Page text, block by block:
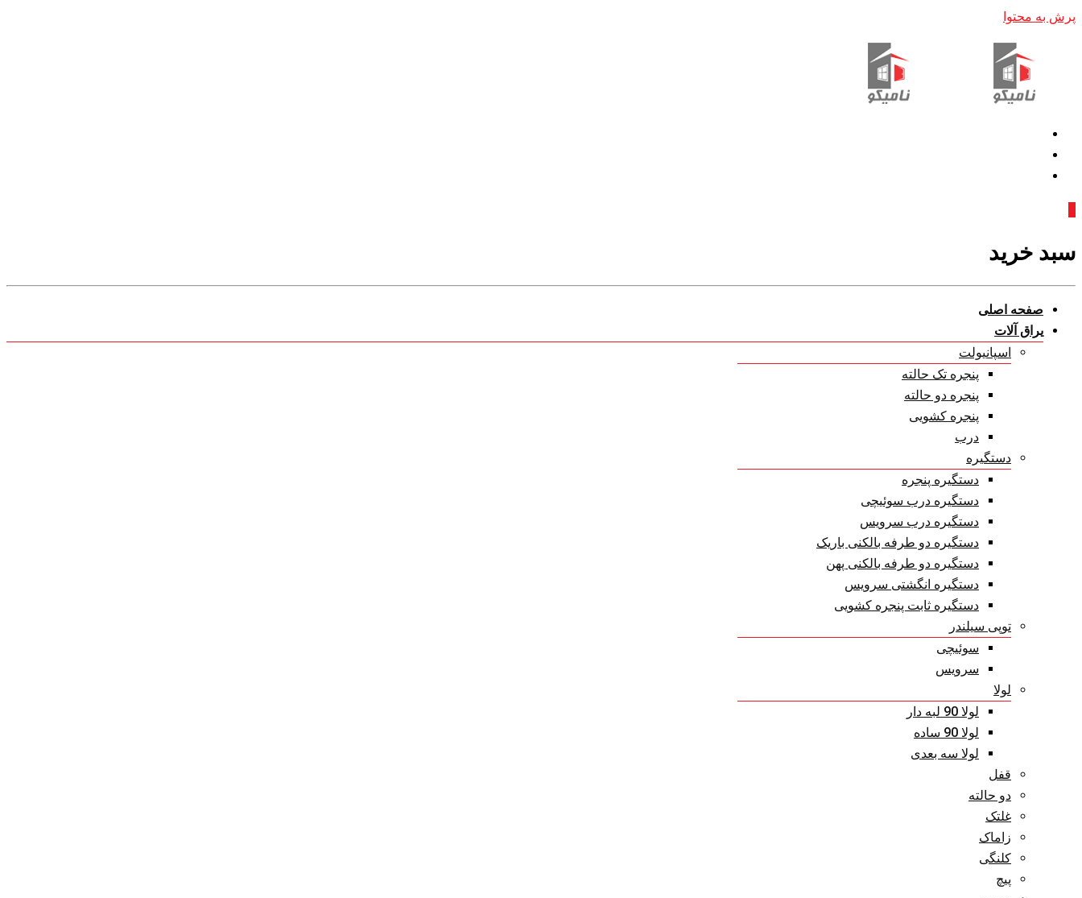
پرش به محتوا
سبد خرید
صفحه اصلی
یراق آلات
اسپانیولت
پنجره تک حالته
پنجره دو حالته
پنجره کشویی
درب
دستگیره
دستگیره پنجره
دستگیره درب سوئیچی
دستگیره درب سرویس
دستگیره دو طرفه بالکنی باریک
دستگیره دو طرفه بالکنی پهن
دستگیره انگشتی سرویس
دستگیره ثابت پنجره کشویی
توپی سیلندر
سوئیچی
سرویس
لولا
لولا 90 لبه دار
لولا 90 ساده
لولا سه بعدی
قفل
دو حالته
غلتک
زاماک
کلنگی
پیچ